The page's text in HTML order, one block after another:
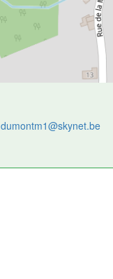
dumontm1@skynet.be